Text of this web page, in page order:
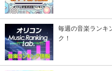
毎週の音楽ランキ
ク！